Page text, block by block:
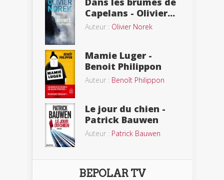
Capelans - Olivier...
Auteur : Olivier Norek
Mamie Luger -
Benoit Philippon
Auteur : Benoît Philippon
Le jour du chien -
Patrick Bauwen
Auteur : Patrick Bauwen
BEPOLAR TV